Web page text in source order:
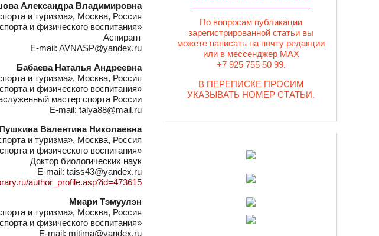
Александра Владимировна
и туризма», Москва, Россия
и физического воспитания»
Аспирант
E-mail: AVNASP@yandex.ru
Бабаева Наталья Андреевна
и туризма», Москва, Россия
и физического воспитания»
мастер спорта России
E-mail: talya88@mail.ru
Пушкина Валентина Николаевна
и туризма», Москва, Россия
и физического воспитания»
Доктор биологических наук
E-mail: taiss43@yandex.ru
author_profile.asp?id=473615
Миари Тэмуулэн
и туризма», Москва, Россия
и физического воспитания»
E-mail: mitima@yandex.ru
По вопросам публикации
зарегистрированной статьи вы
можете написать на почту редакции
или в мессенджер MAX
+7 925 755 50 99.
В ПЕРЕПИСКЕ ПРОСИМ
УКАЗЫВАТЬ НОМЕР СТАТЬИ.